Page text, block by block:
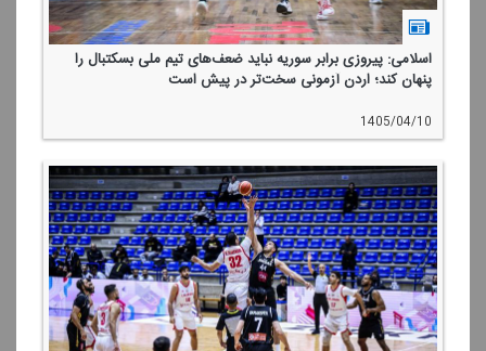
اسلامی: پیروزی برابر سوریه نباید ضعف‌های تیم ملی بسكتبال را
پنهان كند؛ اردن آزمونی سخت‌تر در پیش است
1405/04/10